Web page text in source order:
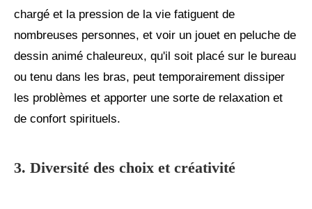
chargé et la pression de la vie fatiguent de
nombreuses personnes, et voir un jouet en peluche de
dessin animé chaleureux, qu'il soit placé sur le bureau
ou tenu dans les bras, peut temporairement dissiper
les problèmes et apporter une sorte de relaxation et
de confort spirituels.
3. Diversité des choix et créativité